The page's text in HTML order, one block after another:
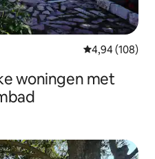
Gemiddelde
4,94 (108)
woningen met